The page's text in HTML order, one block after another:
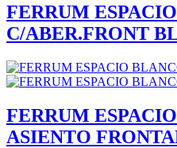
FERRUM
C/ABER.FRONT
FERRUM
ASIENTO